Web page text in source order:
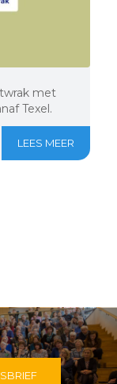
met
Texel.
LEES MEER